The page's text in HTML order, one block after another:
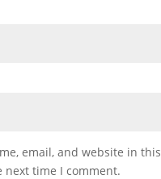
email, and website in this
next time I comment.